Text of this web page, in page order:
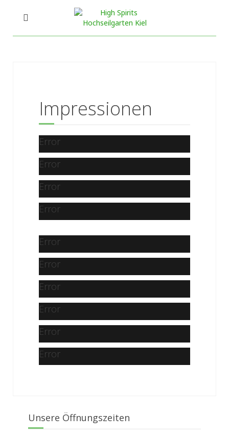
Impressionen
Error
Error
Error
Error
Error
Error
Error
Error
Error
Error
Unsere Öffnungszeiten